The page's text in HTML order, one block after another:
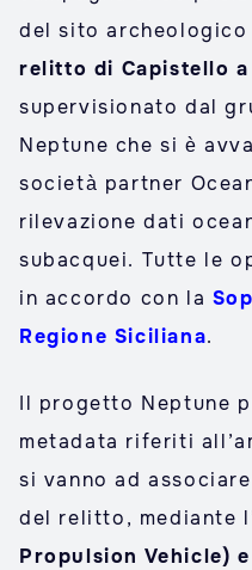
del sito archeologico
relitto di Capistello
supervisionato dal
Neptune che si è
società partner
rilevazione dati
subacquei. Tutte le
in accordo con la
Regione Siciliana.
Il progetto Neptune
metadata riferiti
si vanno ad
del relitto, mediante
Propulsion Vehicle) e